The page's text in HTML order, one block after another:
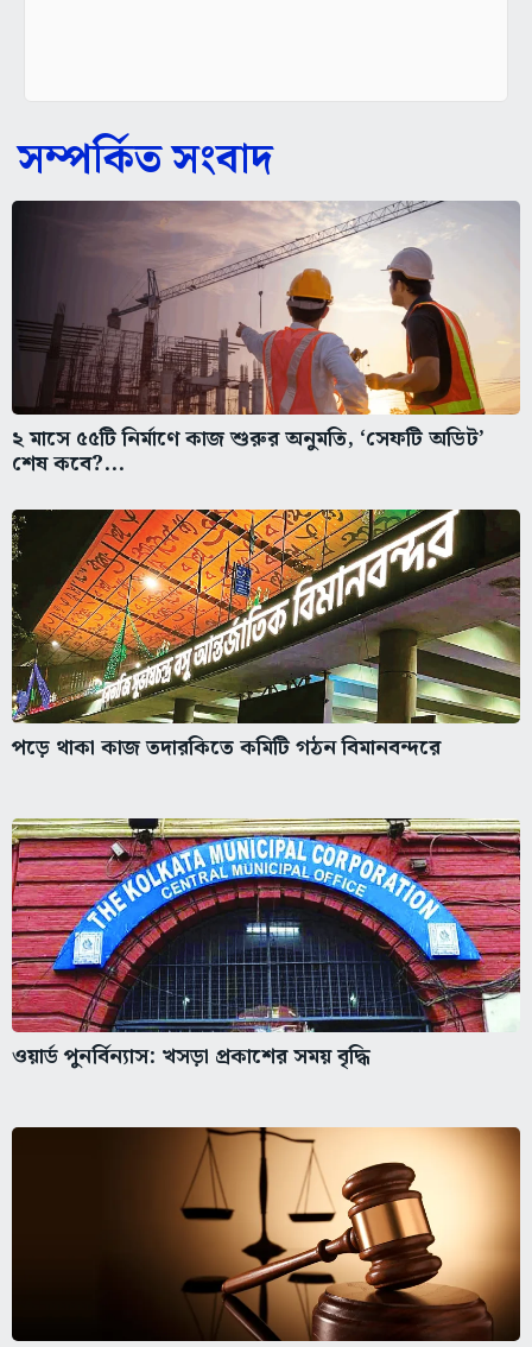
সম্পর্কিত সংবাদ
২ মাসে ৫৫টি নির্মাণে কাজ শুরুর অনুমতি, ‘সেফটি অডিট’
শেষ কবে?...
পড়ে থাকা কাজ তদারকিতে কমিটি গঠন বিমানবন্দরে
ওয়ার্ড পুনর্বিন্যাস: খসড়া প্রকাশের সময় বৃদ্ধি